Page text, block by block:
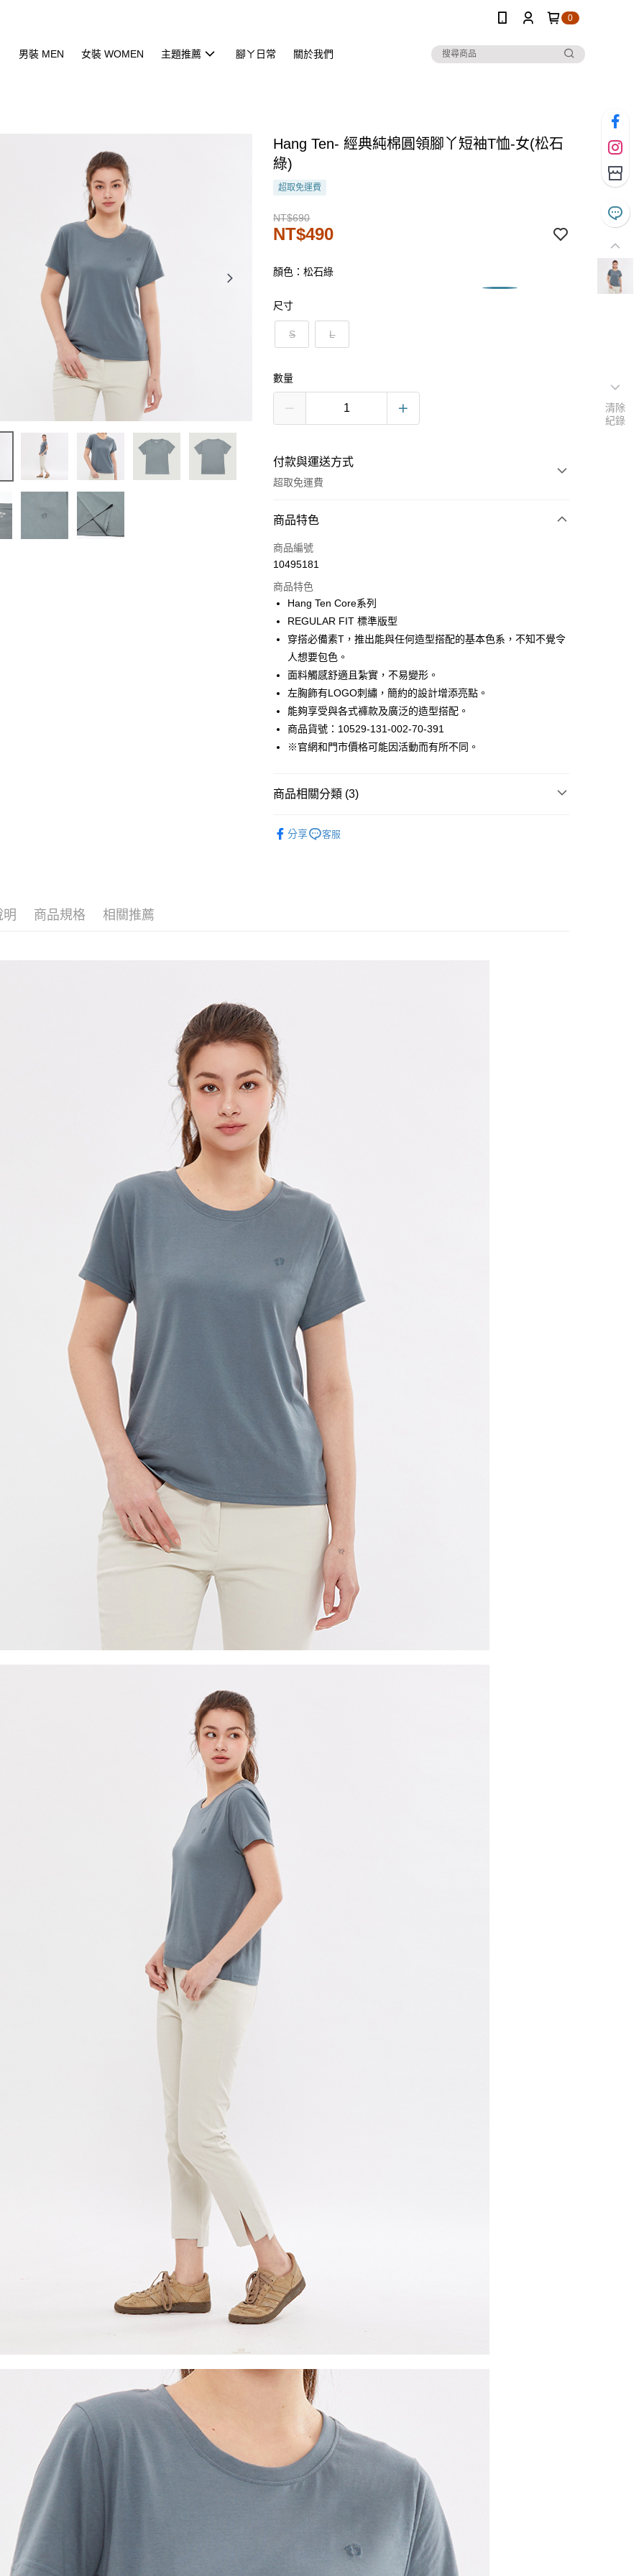
0
男裝 MEN 女裝 WOMEN 主題推薦 腳ㄚ日常 關於我們
Hang Ten- 經典純棉圓領腳丫短袖T恤-女(松石
綠)
超取免運費
NT$690
NT$490
顏色：松石綠
尺寸
S L
數量
付款與運送方式
超取免運費
付款方式
信用卡一次付款
Apple Pay
街口支付
悠遊付
Google Pay
貨到付款
運送方式
免運費
免運費
商品特色
商品編號
10495181
商品特色
Hang Ten Core系列
REGULAR FIT 標準版型
穿搭必備素T，推出能與任何造型搭配的基本色系，不知不覺令
人想要包色。
面料觸感舒適且紮實，不易變形。
左胸飾有LOGO刺繡，簡約的設計增添亮點。
能夠享受與各式褲款及廣泛的造型搭配。
商品貨號：10529-131-002-70-391
※官網和門市價格可能因活動而有所不同。
商品相關分類 (3)
分享 客服
明 商品規格 相關推薦
清除
紀錄